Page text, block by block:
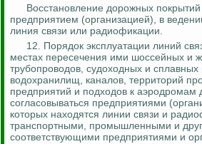
Восстановление дорожных покрытий
предприятием (организацией), в
линия связи или радиофикации.
12. Порядок эксплуатации линий
местах пересечения ими шоссейных и
трубопроводов, судоходных и сплавных
водохранилищ, каналов, территорий
предприятий и подходов к аэродромам
согласовываться предприятиями
которых находятся линии связи и
транспортными, промышленными и
соответствующими предприятиями и